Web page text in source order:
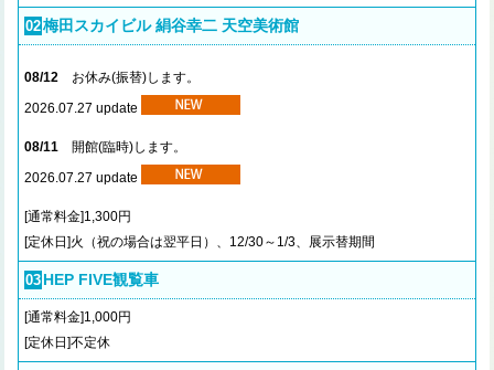
02梅田スカイビル 絹谷幸二 天空美術館
08/12 お休み(振替)します。
2026.07.27 update
08/11開館(臨時)します。
2026.07.27 update
[通常料金]1,300円
[定休日]火（祝の場合は翌平日）、12/30～1/3、展示替期間
03 HEP FIVE観覧車
[通常料金]1,000円
[定休日]不定休